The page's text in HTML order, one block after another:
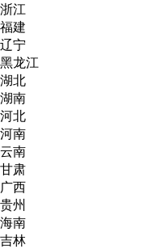
浙江
福建
辽宁
黑龙江
湖北
湖南
河北
河南
云南
甘肃
广西
贵州
海南
吉林